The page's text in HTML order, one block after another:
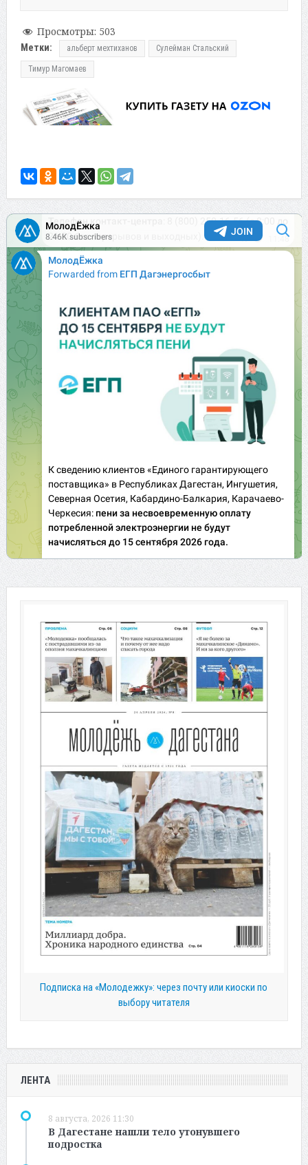
Просмотры: 503
Метки: альберт мехтиханов Сулейман Стальский
Тимур Магомаев
Подписка на «Молодежку»: через почту или киоски по
выбору читателя
ЛЕНТА
8 августа, 2026 11:30
В Дагестане нашли тело утонувшего
подростка